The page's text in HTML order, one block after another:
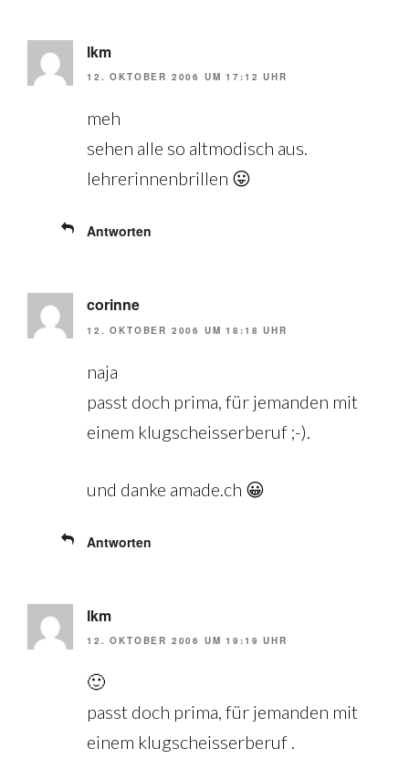
lkm
12. OKTOBER 2006 UM 17:12 UHR
meh
sehen alle so altmodisch aus.
lehrerinnenbrillen 😛
Antworten
corinne
12. OKTOBER 2006 UM 18:18 UHR
naja
passt doch prima, für jemanden mit
einem klugscheisserberuf ;-).
und danke amade.ch 😀
Antworten
lkm
12. OKTOBER 2006 UM 19:19 UHR
🙂
passt doch prima, für jemanden mit
einem klugscheisserberuf .